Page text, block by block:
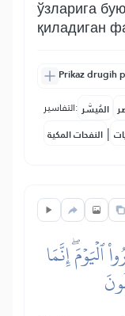
ўзларига
қиладиган
Prikaz drugih
التفاسير: المُيسَّر
النفحات المكية |
ٱلۡيَوۡمَۖ إِنَّمَا